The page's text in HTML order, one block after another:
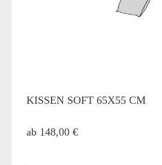
KISSEN SOFT 65X55 CM
ab 148,00 €